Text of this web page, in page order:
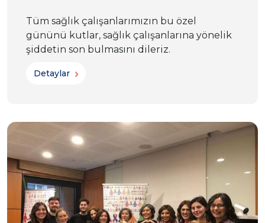
Tüm sağlık çalışanlarımızın bu özel
gününü kutlar, sağlık çalışanlarına yönelik
şiddetin son bulmasını dileriz.
Detaylar